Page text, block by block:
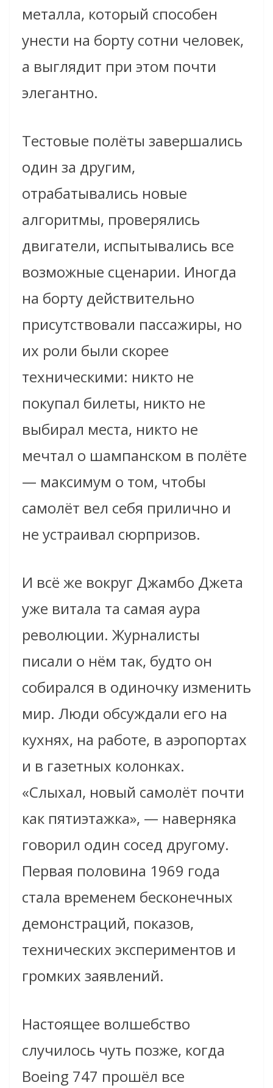
металла, который способен
унести на борту сотни человек,
а выглядит при этом почти
элегантно.
Тестовые полёты завершались
один за другим,
отрабатывались новые
алгоритмы, проверялись
двигатели, испытывались все
возможные сценарии. Иногда
на борту действительно
присутствовали пассажиры, но
их роли были скорее
техническими: никто не
покупал билеты, никто не
выбирал места, никто не
мечтал о шампанском в полёте
— максимум о том, чтобы
самолёт вел себя прилично и
не устраивал сюрпризов.
И всё же вокруг Джамбо Джета
уже витала та самая аура
революции. Журналисты
писали о нём так, будто он
собирался в одиночку изменить
мир. Люди обсуждали его на
кухнях, на работе, в аэропортах
и в газетных колонках.
«Слыхал, новый самолёт почти
как пятиэтажка», — наверняка
говорил один сосед другому.
Первая половина 1969 года
стала временем бесконечных
демонстраций, показов,
технических экспериментов и
громких заявлений.
Настоящее волшебство
случилось чуть позже, когда
Boeing 747 прошёл все